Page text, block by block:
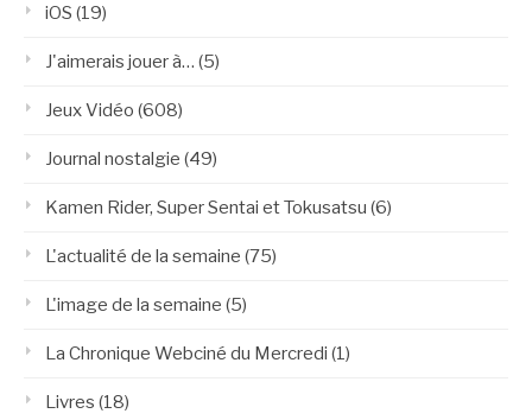
iOS (19)
J'aimerais jouer à… (5)
Jeux Vidéo (608)
Journal nostalgie (49)
Kamen Rider, Super Sentai et Tokusatsu (6)
L'actualité de la semaine (75)
L'image de la semaine (5)
La Chronique Webciné du Mercredi (1)
Livres (18)